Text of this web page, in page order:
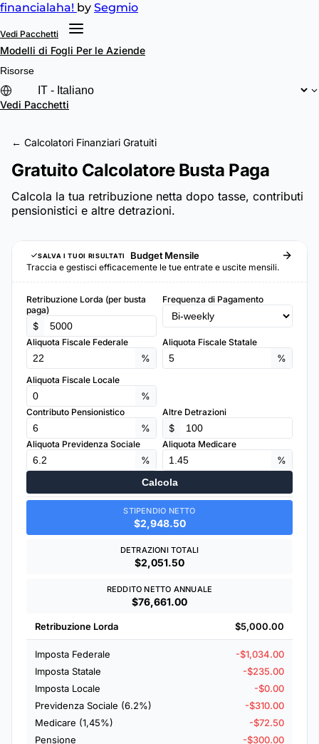
financialaha! by Segmio
Vedi Pacchetti
Modelli di Fogli Per le Aziende
Risorse
Vedi Pacchetti
← Calcolatori Finanziari Gratuiti
Gratuito Calcolatore Busta Paga
Calcola la tua retribuzione netta dopo tasse, contributi
pensionistici e altre detrazioni.
SALVA I TUOI RISULTATI Budget Mensile
Traccia e gestisci efficacemente le tue entrate e uscite mensili.
Retribuzione Lorda (per busta
paga)
$
Frequenza di Pagamento
Aliquota Fiscale Federale
%
Aliquota Fiscale Statale
%
Aliquota Fiscale Locale
%
Contributo Pensionistico
%
Altre Detrazioni
$
Aliquota Previdenza Sociale
%
Aliquota Medicare
%
Calcola
STIPENDIO NETTO
$2,948.50
DETRAZIONI TOTALI
$2,051.50
REDDITO NETTO ANNUALE
$76,661.00
Retribuzione Lorda $5,000.00
Imposta Federale
-$1,034.00
Imposta Statale
-$235.00
Imposta Locale
-$0.00
Previdenza Sociale (6.2%)
-$310.00
Medicare (1,45%)
-$72.50
Pensione
-$300.00